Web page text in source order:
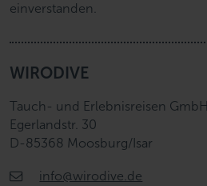
einverstanden.
WIRODIVE
Tauch- und Erlebnisreisen GmbH
Egerlandstr. 30
D-85368 Moosburg/Isar
info@wirodive.de